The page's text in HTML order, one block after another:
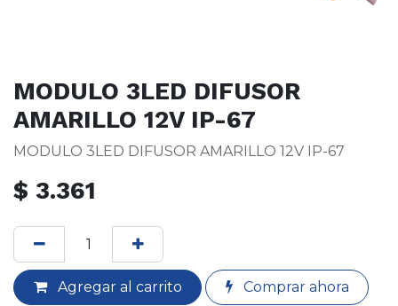
MODULO 3LED DIFUSOR
AMARILLO 12V IP-67
MODULO 3LED DIFUSOR AMARILLO 12V IP-67
$ 3.361
Agregar al carrito Comprar ahora